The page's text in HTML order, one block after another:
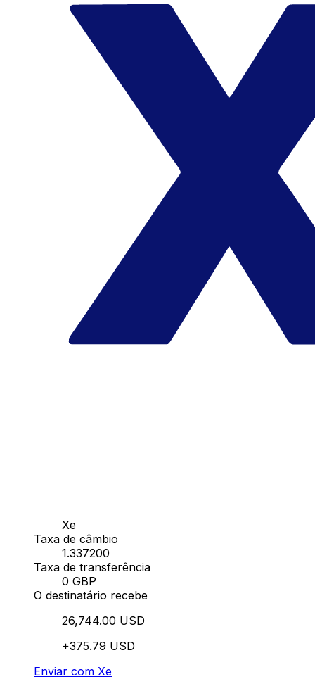
Xe
Taxa de câmbio
1.337200
Taxa de transferência
0 GBP
O destinatário recebe
26,744.00 USD
+375.79 USD
Enviar com Xe